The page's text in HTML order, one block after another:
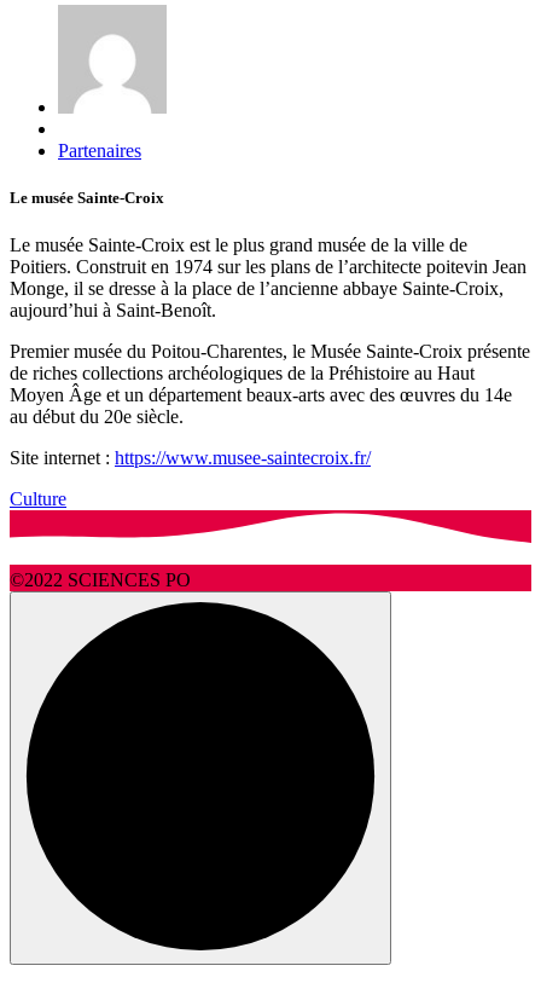
Partenaires
Le musée Sainte-Croix
Le musée Sainte-Croix est le plus grand musée de la ville de
Poitiers. Construit en 1974 sur les plans de l’architecte poitevin Jean
Monge, il se dresse à la place de l’ancienne abbaye Sainte-Croix,
aujourd’hui à Saint-Benoît.
Premier musée du Poitou-Charentes, le Musée Sainte-Croix présente
de riches collections archéologiques de la Préhistoire au Haut
Moyen Âge et un département beaux-arts avec des œuvres du 14e
au début du 20e siècle.
Site internet : https://www.musee-saintecroix.fr/
Culture
©2022 SCIENCES PO